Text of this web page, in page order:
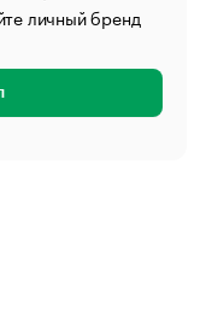
личный бренд